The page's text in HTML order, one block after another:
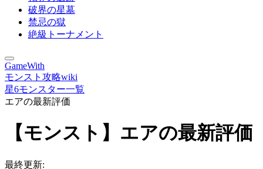
破界の星墓
禁忌の獄
絶級トーナメント
GameWith
モンスト攻略wiki
星6モンスター一覧
エアの最新評価
【モンスト】エアの最新評価
最終更新: